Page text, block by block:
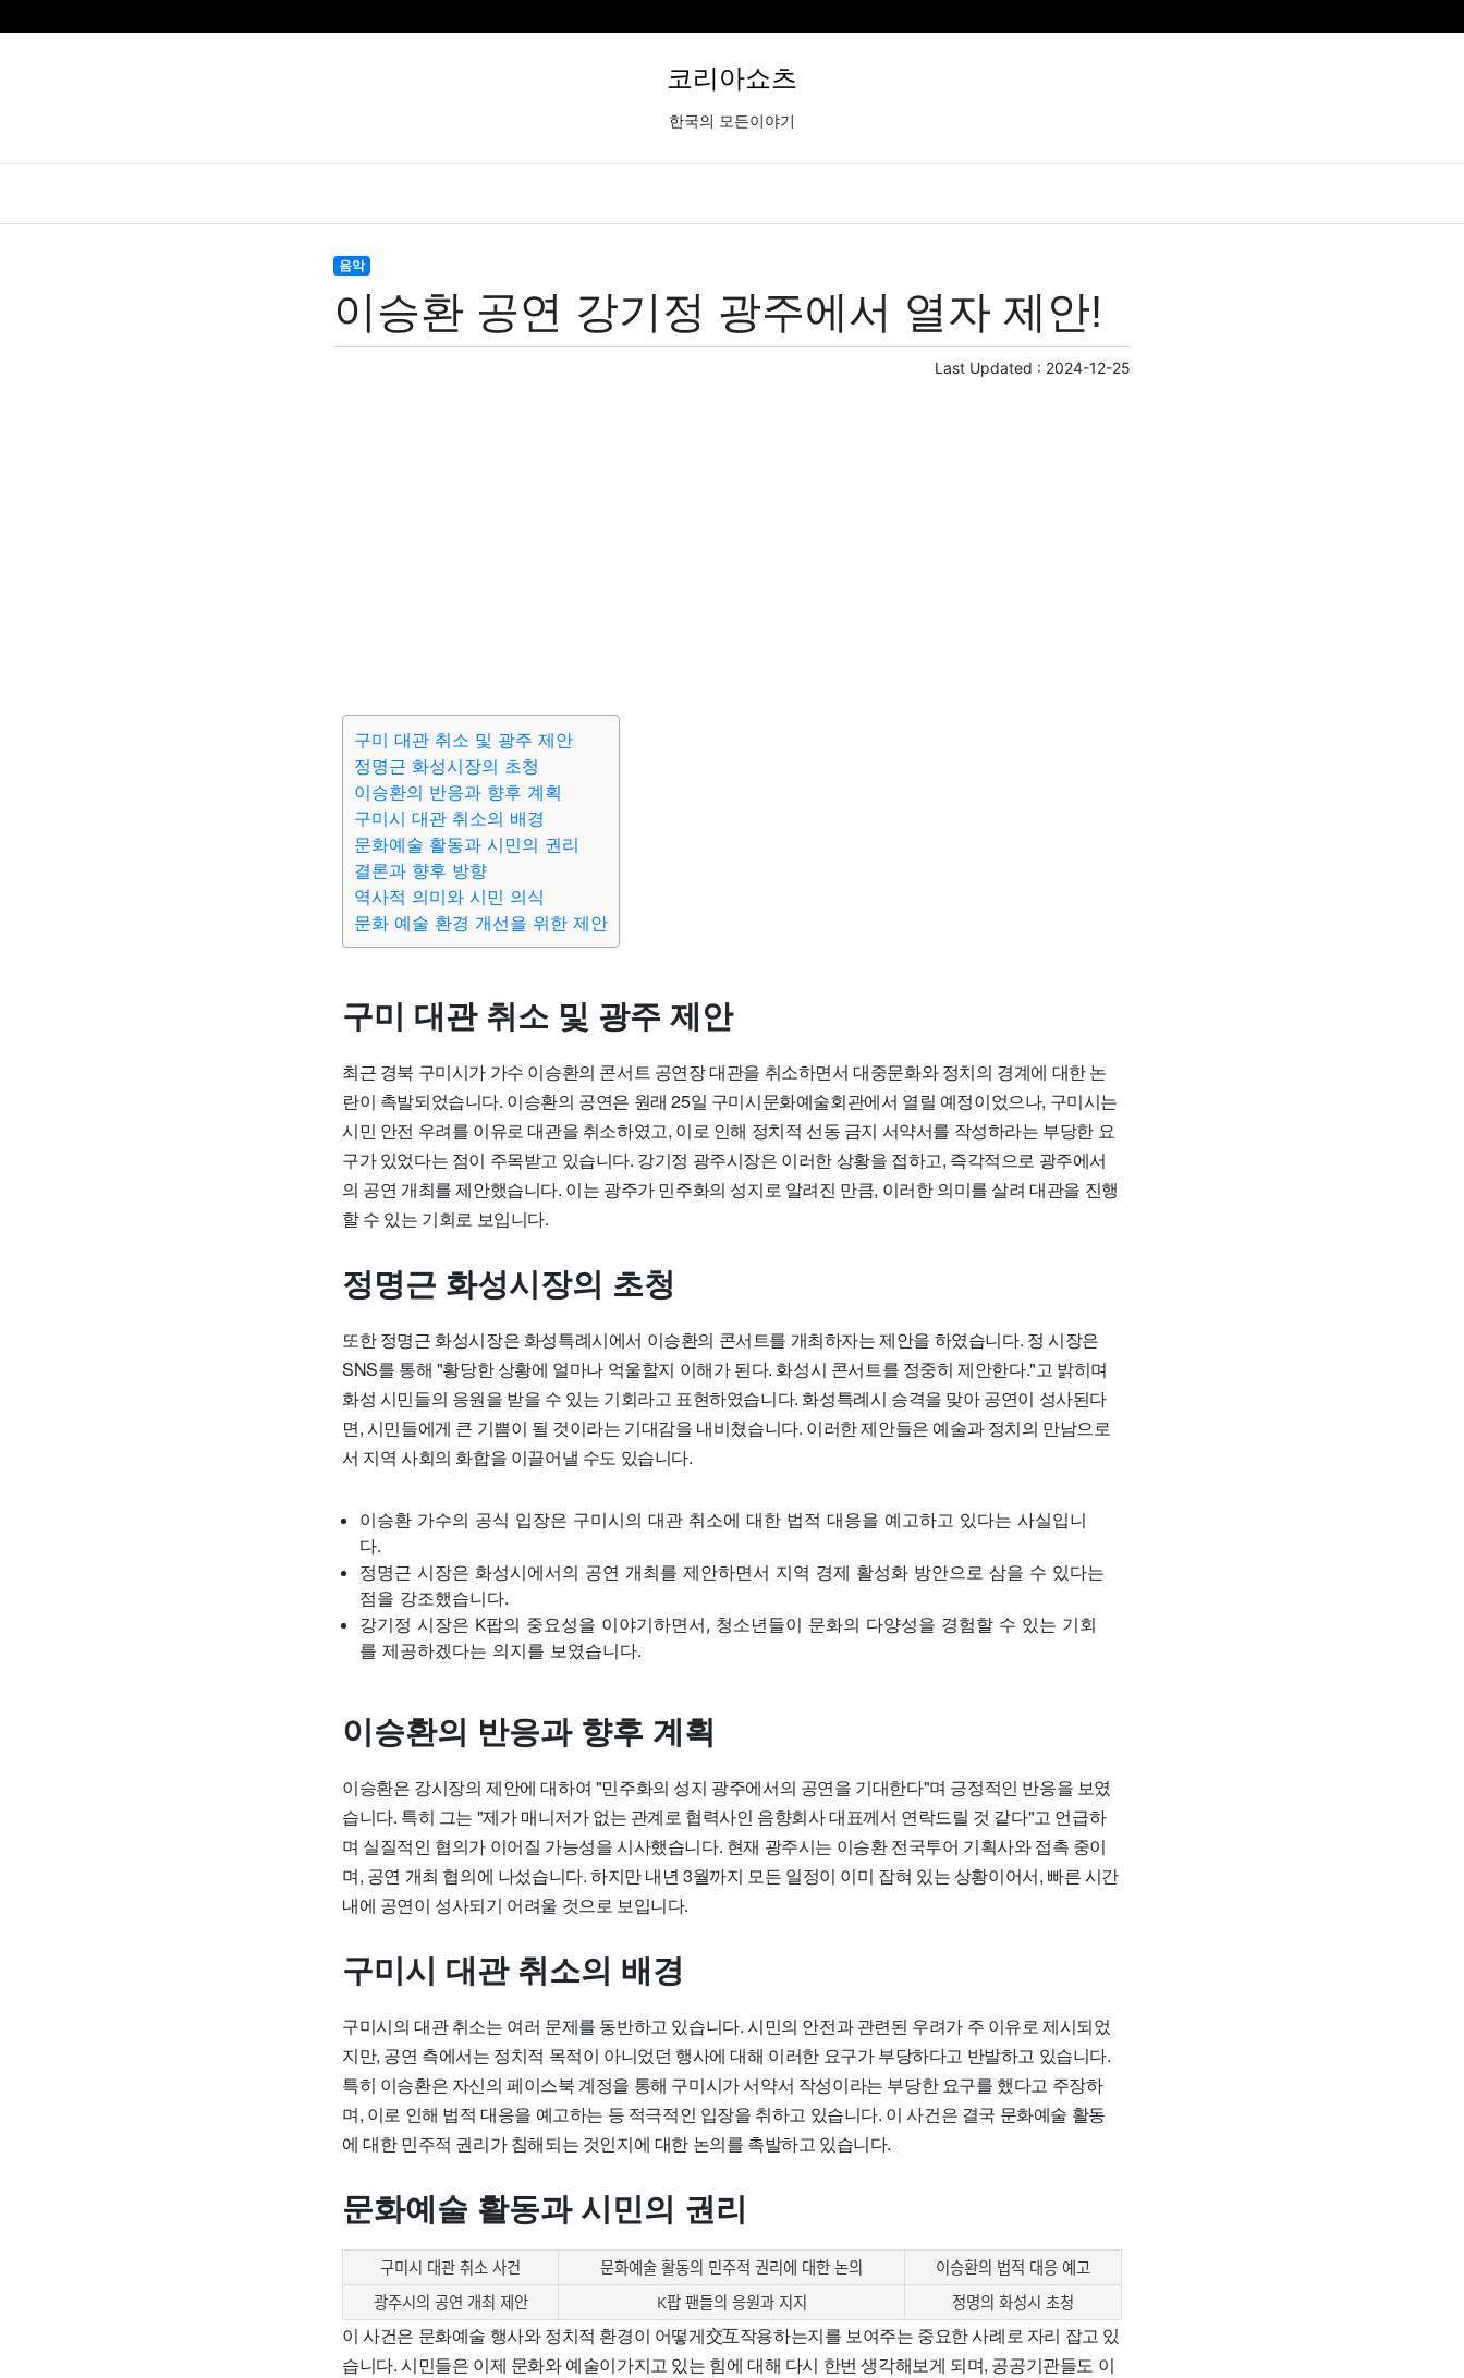
코리아쇼츠
한국의 모든이야기
음악
이승환 공연 강기정 광주에서 열자 제안!
Last Updated : 2024-12-25
구미 대관 취소 및 광주 제안
정명근 화성시장의 초청
이승환의 반응과 향후 계획
구미시 대관 취소의 배경
문화예술 활동과 시민의 권리
결론과 향후 방향
역사적 의미와 시민 의식
문화 예술 환경 개선을 위한 제안
구미 대관 취소 및 광주 제안
최근 경북 구미시가 가수 이승환의 콘서트 공연장 대관을 취소하면서 대중문화와 정치의 경계에 대한 논
란이 촉발되었습니다. 이승환의 공연은 원래 25일 구미시문화예술회관에서 열릴 예정이었으나, 구미시는
시민 안전 우려를 이유로 대관을 취소하였고, 이로 인해 정치적 선동 금지 서약서를 작성하라는 부당한 요
구가 있었다는 점이 주목받고 있습니다. 강기정 광주시장은 이러한 상황을 접하고, 즉각적으로 광주에서
의 공연 개최를 제안했습니다. 이는 광주가 민주화의 성지로 알려진 만큼, 이러한 의미를 살려 대관을 진행
할 수 있는 기회로 보입니다.
정명근 화성시장의 초청
또한 정명근 화성시장은 화성특례시에서 이승환의 콘서트를 개최하자는 제안을 하였습니다. 정 시장은
SNS를 통해 "황당한 상황에 얼마나 억울할지 이해가 된다. 화성시 콘서트를 정중히 제안한다."고 밝히며
화성 시민들의 응원을 받을 수 있는 기회라고 표현하였습니다. 화성특례시 승격을 맞아 공연이 성사된다
면, 시민들에게 큰 기쁨이 될 것이라는 기대감을 내비쳤습니다. 이러한 제안들은 예술과 정치의 만남으로
서 지역 사회의 화합을 이끌어낼 수도 있습니다.
이승환 가수의 공식 입장은 구미시의 대관 취소에 대한 법적 대응을 예고하고 있다는 사실입니
다.
정명근 시장은 화성시에서의 공연 개최를 제안하면서 지역 경제 활성화 방안으로 삼을 수 있다는
점을 강조했습니다.
강기정 시장은 K팝의 중요성을 이야기하면서, 청소년들이 문화의 다양성을 경험할 수 있는 기회
를 제공하겠다는 의지를 보였습니다.
이승환의 반응과 향후 계획
이승환은 강시장의 제안에 대하여 "민주화의 성지 광주에서의 공연을 기대한다"며 긍정적인 반응을 보였
습니다. 특히 그는 "제가 매니저가 없는 관계로 협력사인 음향회사 대표께서 연락드릴 것 같다"고 언급하
며 실질적인 협의가 이어질 가능성을 시사했습니다. 현재 광주시는 이승환 전국투어 기획사와 접촉 중이
며, 공연 개최 협의에 나섰습니다. 하지만 내년 3월까지 모든 일정이 이미 잡혀 있는 상황이어서, 빠른 시간
내에 공연이 성사되기 어려울 것으로 보입니다.
구미시 대관 취소의 배경
구미시의 대관 취소는 여러 문제를 동반하고 있습니다. 시민의 안전과 관련된 우려가 주 이유로 제시되었
지만, 공연 측에서는 정치적 목적이 아니었던 행사에 대해 이러한 요구가 부당하다고 반발하고 있습니다.
특히 이승환은 자신의 페이스북 계정을 통해 구미시가 서약서 작성이라는 부당한 요구를 했다고 주장하
며, 이로 인해 법적 대응을 예고하는 등 적극적인 입장을 취하고 있습니다. 이 사건은 결국 문화예술 활동
에 대한 민주적 권리가 침해되는 것인지에 대한 논의를 촉발하고 있습니다.
문화예술 활동과 시민의 권리
구미시 대관 취소 사건 문화예술 활동의 민주적 권리에 대한 논의
이승환의 법적 대응 예고
광주시의 공연 개최 제안
K팝 팬들의 응원과 지지 정명의 화성시 초청
이 사건은 문화예술 행사와 정치적 환경이 어떻게交互작용하는지를 보여주는 중요한 사례로 자리 잡고 있
습니다. 시민들은 이제 문화와 예술이가지고 있는 힘에 대해 다시 한번 생각해보게 되며, 공공기관들도 이